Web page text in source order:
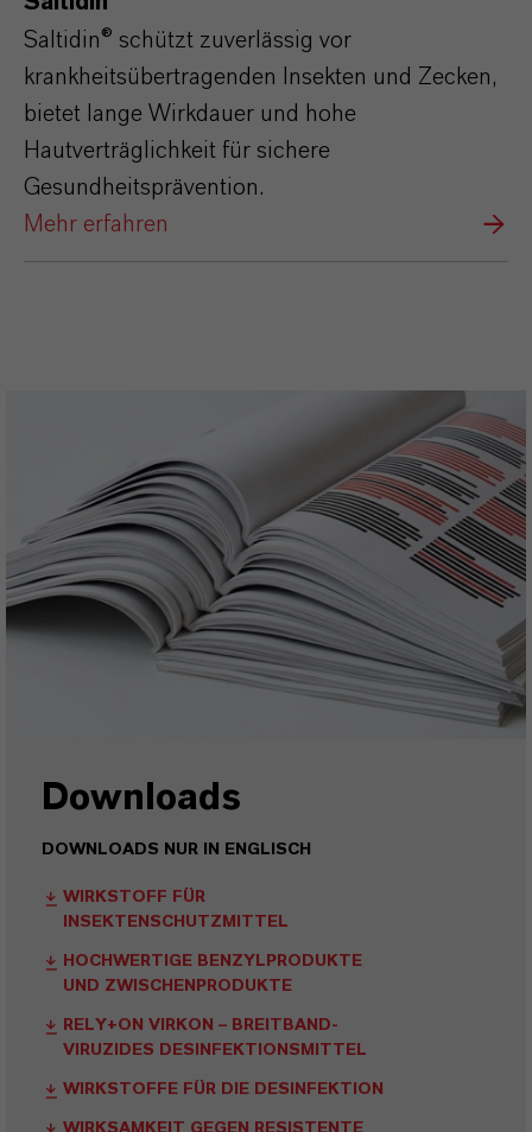
Saltidin® schützt zuverlässig vor
krankheitsübertragenden Insekten und Zecken,
bietet lange Wirkdauer und hohe
Hautverträglichkeit für sichere
Gesundheitsprävention.​
Mehr erfahren
Downloads
DOWNLOADS NUR IN ENGLISCH
WIRKSTOFF FÜR
INSEKTENSCHUTZMITTEL
HOCHWERTIGE BENZYLPRODUKTE
UND ZWISCHENPRODUKTE
RELY+ON VIRKON – BREITBAND-
VIRUZIDES DESINFEKTIONSMITTEL
WIRKSTOFFE FÜR DIE DESINFEKTION